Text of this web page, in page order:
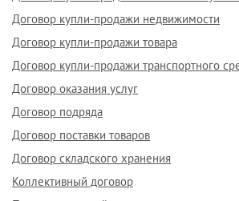
Договор купли-продажи недвижимости
Договор купли-продажи товара
Договор купли-продажи транспортного
Договор оказания услуг
Договор подряда
Договор поставки товаров
Договор складского хранения
Коллективный договор